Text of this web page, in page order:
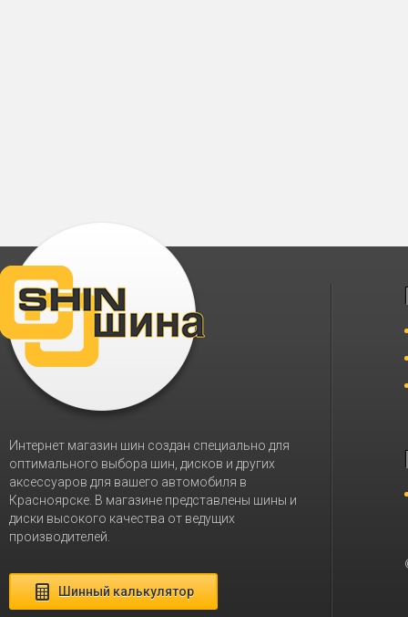
Интернет магазин шин создан специально для
оптимального выбора шин, дисков и других
аксессуаров для вашего автомобиля в
Красноярске. В магазине представлены шины и
диски высокого качества от ведущих
производителей.
Шинный калькулятор